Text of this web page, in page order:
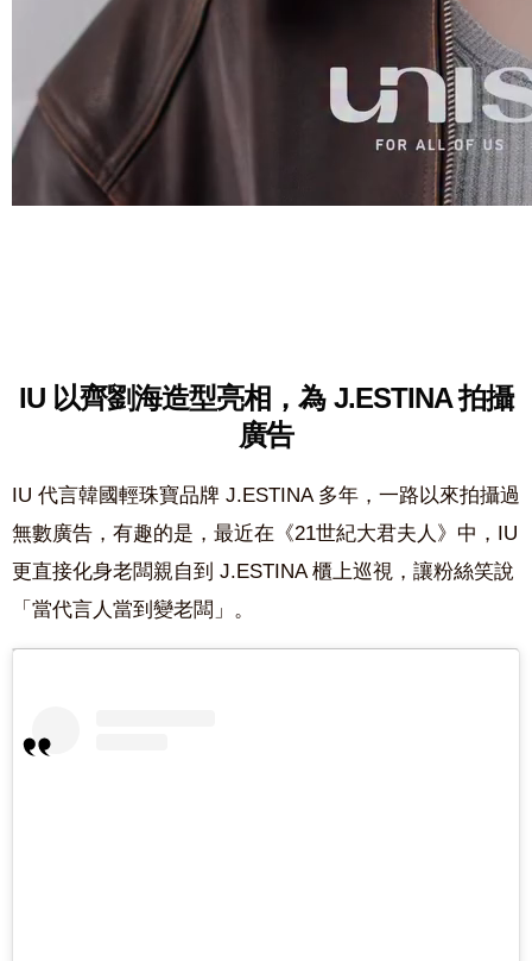
IU 以齊劉海造型亮相，為 J.ESTINA 拍攝
廣告
IU 代言韓國輕珠寶品牌 J.ESTINA 多年，一路以來拍攝過
無數廣告，有趣的是，最近在《21世紀大君夫人》中，IU
更直接化身老闆親自到 J.ESTINA 櫃上巡視，讓粉絲笑說
「當代言人當到變老闆」。